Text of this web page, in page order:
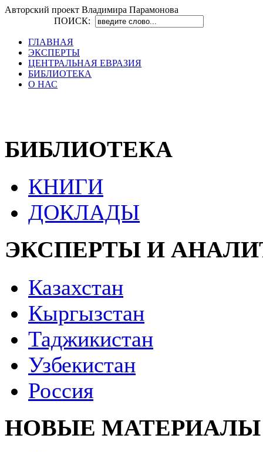
Авторский проект Владимира Парамонова
ПОИСК:
ГЛАВНАЯ
ЭКСПЕРТЫ
ЦЕНТРАЛЬНАЯ ЕВРАЗИЯ
БИБЛИОТЕКА
О НАС
БИБЛИОТЕКА
КНИГИ
ДОКЛАДЫ
ЭКСПЕРТЫ И
Казахстан
Кыргызстан
Таджикистан
Узбекистан
Россия
НОВЫЕ МАТЕРИАЛЫ